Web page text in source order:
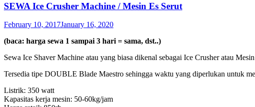
SEWA Ice Crusher Machine / Mesin Es Serut
February 10, 2017January 16, 2020
(baca: harga sewa 1 sampai 3 hari = sama, dst..)
Sewa Ice Shaver Machine atau yang biasa dikenal sebagai Ice Crusher atau
Tersedia tipe DOUBLE Blade Maestro sehingga waktu yang diperlukan untuk
Listrik: 350 watt
Kapasitas kerja mesin: 50-60kg/jam